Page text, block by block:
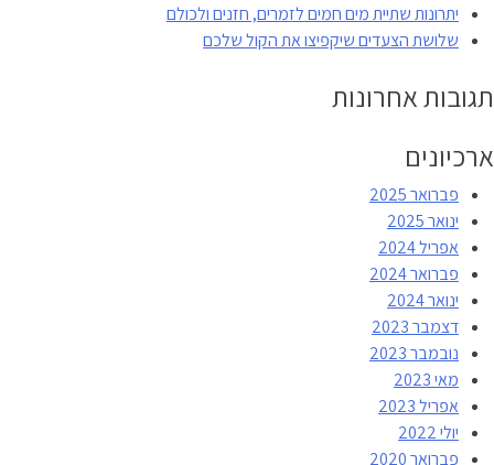
יתרונות שתיית מים חמים לזמרים, חזנים ולכולם
שלושת הצעדים שיקפיצו את הקול שלכם
תגובות אחרונות
ארכיונים
פברואר 2025
ינואר 2025
אפריל 2024
פברואר 2024
ינואר 2024
דצמבר 2023
נובמבר 2023
מאי 2023
אפריל 2023
יולי 2022
פברואר 2020